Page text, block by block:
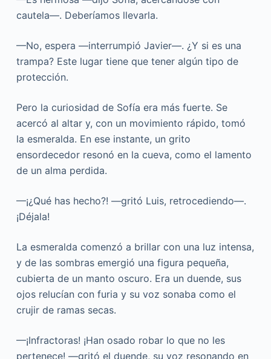
cautela—. Deberíamos llevarla.
—No, espera —interrumpió Javier—. ¿Y si es una
trampa? Este lugar tiene que tener algún tipo de
protección.
Pero la curiosidad de Sofía era más fuerte. Se
acercó al altar y, con un movimiento rápido, tomó
la esmeralda. En ese instante, un grito
ensordecedor resonó en la cueva, como el lamento
de un alma perdida.
—¡¿Qué has hecho?! —gritó Luis, retrocediendo—.
¡Déjala!
La esmeralda comenzó a brillar con una luz intensa,
y de las sombras emergió una figura pequeña,
cubierta de un manto oscuro. Era un duende, sus
ojos relucían con furia y su voz sonaba como el
crujir de ramas secas.
—¡Infractoras! ¡Han osado robar lo que no les
pertenece! —gritó el duende, su voz resonando en